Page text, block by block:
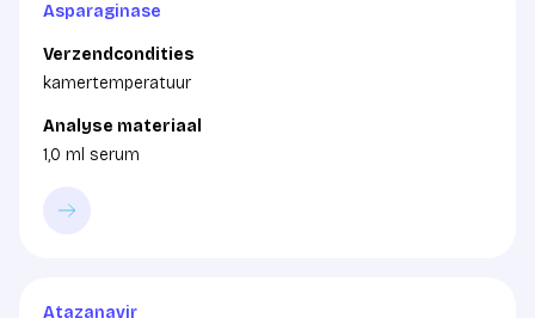
Asparaginase
Verzendcondities
kamertemperatuur
Analyse materiaal
1,0 ml serum
Atazanavir